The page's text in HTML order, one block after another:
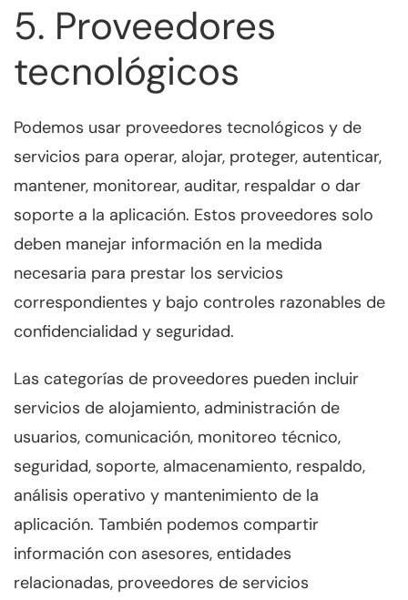
5. Proveedores
tecnológicos
Podemos usar proveedores tecnológicos y de
servicios para operar, alojar, proteger, autenticar,
mantener, monitorear, auditar, respaldar o dar
soporte a la aplicación. Estos proveedores solo
deben manejar información en la medida
necesaria para prestar los servicios
correspondientes y bajo controles razonables de
confidencialidad y seguridad.
Las categorías de proveedores pueden incluir
servicios de alojamiento, administración de
usuarios, comunicación, monitoreo técnico,
seguridad, soporte, almacenamiento, respaldo,
análisis operativo y mantenimiento de la
aplicación. También podemos compartir
información con asesores, entidades
relacionadas, proveedores de servicios